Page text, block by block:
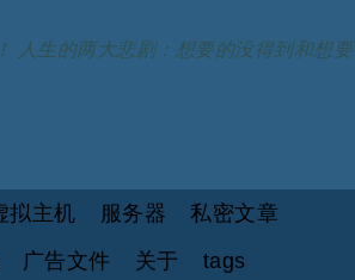
人生的两大悲剧：想要的没得到和想要
拟主机 服务器
私密文章
广告文件 关于
tags